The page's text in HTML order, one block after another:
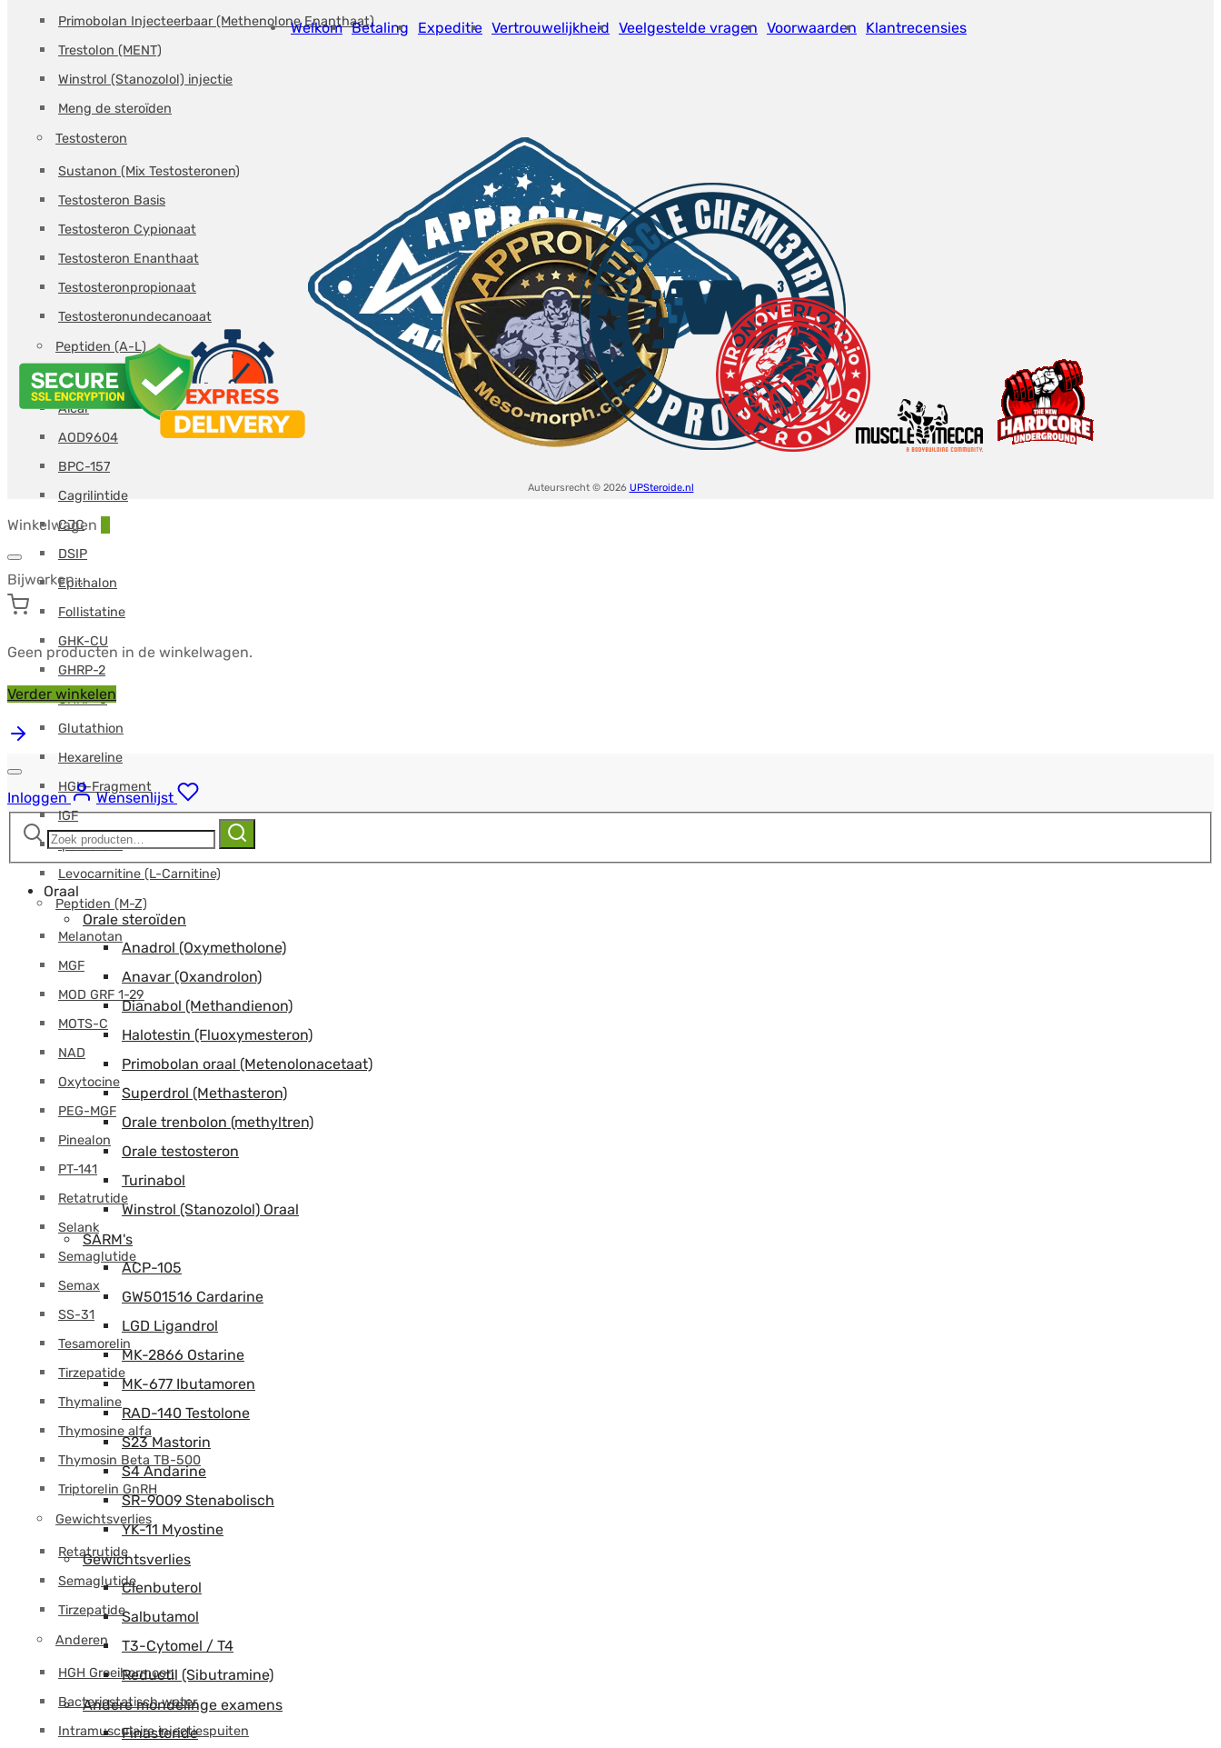
Primobolan Injecteerbaar (Methenolone Enanthaat)
Trestolon (MENT)
Winstrol (Stanozolol) injectie
Meng de steroïden
Testosteron
Sustanon (Mix Testosteronen)
Testosteron Basis
Testosteron Cypionaat
Testosteron Enanthaat
Testosteronpropionaat
Testosteronundecanoaat
Peptiden (A-L)
5-amino
Aicar
AOD9604
BPC-157
Cagrilintide
CJC
DSIP
Epithalon
Follistatine
GHK-CU
GHRP-2
GHRP-6
Glutathion
Hexareline
HGH-Fragment
IGF
Ipamorelin
Levocarnitine (L-Carnitine)
Peptiden (M-Z)
Melanotan
MGF
MOD GRF 1-29
MOTS-C
NAD
Oxytocine
PEG-MGF
Pinealon
PT-141
Retatrutide
Selank
Semaglutide
Semax
SS-31
Tesamorelin
Tirzepatide
Thymaline
Thymosine alfa
Thymosin Beta TB-500
Triptorelin GnRH
Gewichtsverlies
Retatrutide
Semaglutide
Tirzepatide
Anderen
HGH Groeihormoon
Bacteriostatisch water
Intramusculaire injectiespuiten
Welkom Betaling Expeditie Vertrouwelijkheid Veelgestelde vragen Voorwaarden Klantrecensies
Auteursrecht © 2026 UPSteroide.nl
Winkelwagen
Bijwerken…
Geen producten in de winkelwagen.
Verder winkelen
Inloggen
Wensenlijst
Zoeken
naar:
Zoeken
Oraal
Orale steroïden
Anadrol (Oxymetholone)
Anavar (Oxandrolon)
Dianabol (Methandienon)
Halotestin (Fluoxymesteron)
Primobolan oraal (Metenolonacetaat)
Superdrol (Methasteron)
Orale trenbolon (methyltren)
Orale testosteron
Turinabol
Winstrol (Stanozolol) Oraal
SARM's
ACP-105
GW501516 Cardarine
LGD Ligandrol
MK-2866 Ostarine
MK-677 Ibutamoren
RAD-140 Testolone
S23 Mastorin
S4 Andarine
SR-9009 Stenabolisch
YK-11 Myostine
Gewichtsverlies
Clenbuterol
Salbutamol
T3-Cytomel / T4
Reductil (Sibutramine)
Andere mondelinge examens
Finasteride